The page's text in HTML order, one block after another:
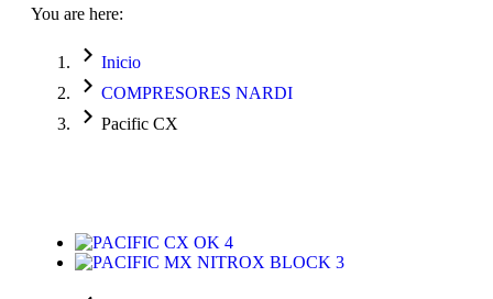
You are here:
Inicio
COMPRESORES NARDI
Pacific CX